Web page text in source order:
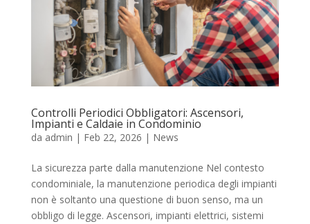
Controlli Periodici Obbligatori: Ascensori,
Impianti e Caldaie in Condominio
da admin | Feb 22, 2026 | News
La sicurezza parte dalla manutenzione Nel contesto
condominiale, la manutenzione periodica degli impianti
non è soltanto una questione di buon senso, ma un
obbligo di legge. Ascensori, impianti elettrici, sistemi